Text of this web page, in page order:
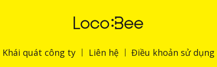
Khái quát công ty Liên hệ Điều khoản sử dụng